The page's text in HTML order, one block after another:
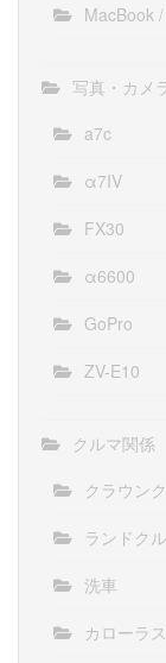
MacBook
写真・カメ
a7c
α7IV
FX30
α6600
GoPro
ZV-E10
クルマ関係
クラウン
ランドク
洗車
カローラ